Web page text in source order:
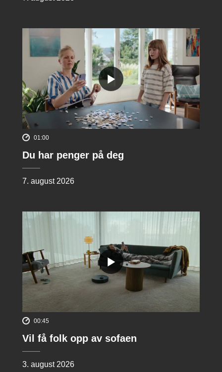
01:00
Du har penger på deg
7. august 2026
00:45
Vil få folk opp av sofaen
3. august 2026